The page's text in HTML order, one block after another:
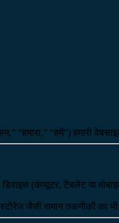
“हमारा,” “हमें”) हमारी
(कंप्यूटर, टैबलेट या
जैसी समान तकनीकों का